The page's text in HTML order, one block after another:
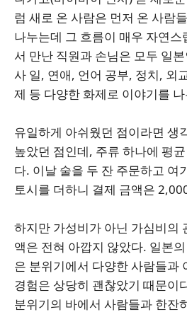
럼 새로 온 사람은 먼저 온 사람
나누는데 그 흐름이 매우 자연
서 만난 직원과 손님은 모두 일
사 일, 연애, 언어 공부, 정치, 외
제 등 다양한 화제로 이야기를
유일하게 아쉬웠던 점이라면 생
높았던 점인데, 주류 하나에 평
다. 이날 술을 두 잔 주문하고 여
토시를 더하니 결제 금액은
하지만 가성비가 아닌 가심비의
액은 전혀 아깝지 않았다. 일본
은 분위기에서 다양한 사람들과
경험은 상당히 괜찮았기 때문이
분위기의 바에서 사람들과 한잔